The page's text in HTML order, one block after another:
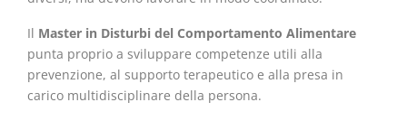
Il Master in Disturbi del Comportamento Alimentare
punta proprio a sviluppare competenze utili alla
prevenzione, al supporto terapeutico e alla presa in
carico multidisciplinare della persona.